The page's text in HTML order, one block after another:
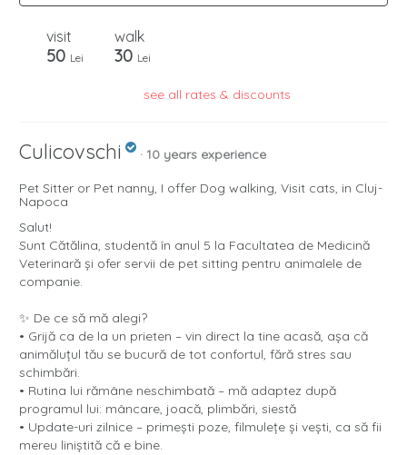
visit
50 Lei
walk
30 Lei
see all rates & discounts
Culicovschi · 10 years experience
Pet Sitter or Pet nanny, I offer Dog walking, Visit cats, in Cluj-
Napoca
Salut!
Sunt Cătălina, studentă în anul 5 la Facultatea de Medicină
Veterinară și ofer servii de pet sitting pentru animalele de
companie.
✨ De ce să mă alegi?
• Grijă ca de la un prieten – vin direct la tine acasă, așa că
animăluțul tău se bucură de tot confortul, fără stres sau
schimbări.
• Rutina lui rămâne neschimbată – mă adaptez după
programul lui: mâncare, joacă, plimbări, siestă
• Update-uri zilnice – primești poze, filmulețe și vești, ca să fii
mereu liniștită că e bine.